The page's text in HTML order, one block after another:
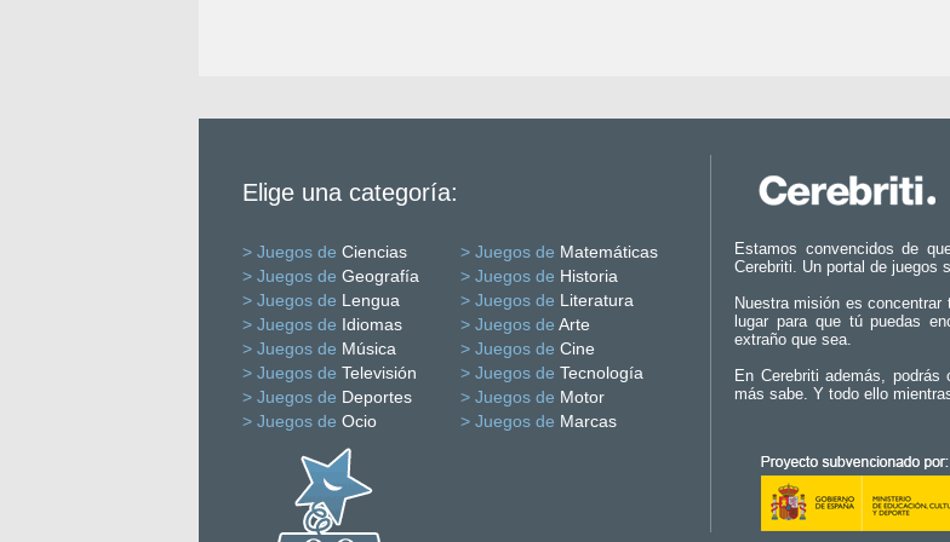
Elige una categoría:
> Juegos de Ciencias > Juegos de Matemáticas
> Juegos de Geografía > Juegos de Historia
> Juegos de Lengua > Juegos de Literatura
> Juegos de Idiomas > Juegos de Arte
> Juegos de Música > Juegos de Cine
> Juegos de Televisión > Juegos de Tecnología
> Juegos de Deportes > Juegos de Motor
> Juegos de Ocio > Juegos de Marcas
Estamos convencidos de
Cerebriti. Un portal de juegos
Nuestra misión es
lugar para que tú puedas
extraño que sea.
En Cerebriti además,
más sabe. Y todo ello